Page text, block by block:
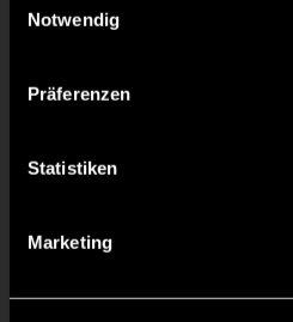
Notwendig
Präferenzen
Statistiken
Marketing
Ferdinand
S.
Staff